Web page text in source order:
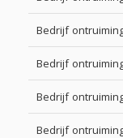
Bedrijf
Bedrijf
Bedrijf
Bedrijf